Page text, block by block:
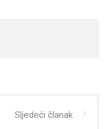
Sljedeći članak